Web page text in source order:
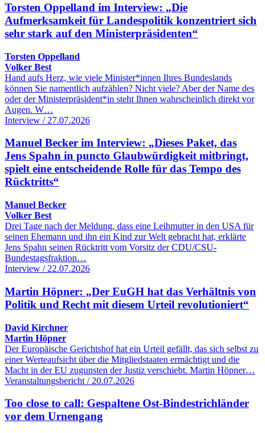
Torsten Oppelland im Interview: „Die
Aufmerksamkeit für Landespolitik konzentriert sich
sehr stark auf den Ministerpräsidenten“
Torsten Oppelland
Volker Best
Hand aufs Herz, wie viele Minister*innen Ihres Bundeslands
können Sie namentlich aufzählen? Nicht viele? Aber der Name des
oder der Ministerpräsident*in steht Ihnen wahrscheinlich direkt vor
Augen. W…
Interview / 27.07.2026
Manuel Becker im Interview: „Dieses Paket, das
Jens Spahn in puncto Glaubwürdigkeit mitbringt,
spielt eine entscheidende Rolle für das Tempo des
Rücktritts“
Manuel Becker
Volker Best
Drei Tage nach der Meldung, dass eine Leihmutter in den USA für
seinen Ehemann und ihn ein Kind zur Welt gebracht hat, erklärte
Jens Spahn seinen Rücktritt vom Vorsitz der CDU/CSU-
Bundestagsfraktion…
Interview / 22.07.2026
Martin Höpner: „Der EuGH hat das Verhältnis von
Politik und Recht mit diesem Urteil revolutioniert“
David Kirchner
Martin Höpner
Der Europäische Gerichtshof hat ein Urteil gefällt, das sich selbst zu
einer Werteaufsicht über die Mitgliedstaaten ermächtigt und die
Macht in der EU zugunsten der Justiz verschiebt. Martin Höpner…
Veranstaltungsbericht / 20.07.2026
Too close to call: Gespaltene Ost-Bindestrichländer
vor dem Urnengang